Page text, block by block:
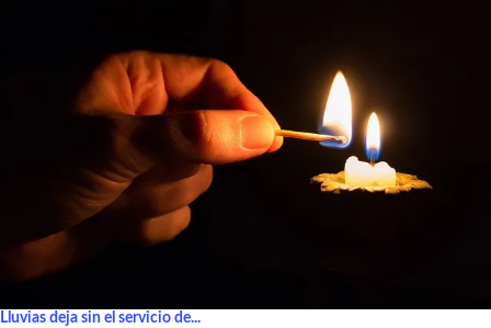
Lluvias deja sin el servicio de...